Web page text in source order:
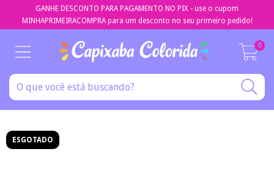
GANHE DESCONTO PARA PAGAMENTO NO PIX - use o cupom
MINHAPRIMEIRACOMPRA para um desconto no seu primeiro pedido!
0
ESGOTADO